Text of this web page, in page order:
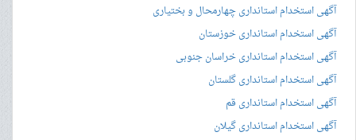
آگهی استخدام استانداری چهارمحال و بختیاری
آگهی استخدام استانداری خوزستان
آگهی استخدام استانداری خراسان جنوبی
آگهی استخدام استانداری گلستان
آگهی استخدام استانداری قم
آگهی استخدام استانداری گیلان